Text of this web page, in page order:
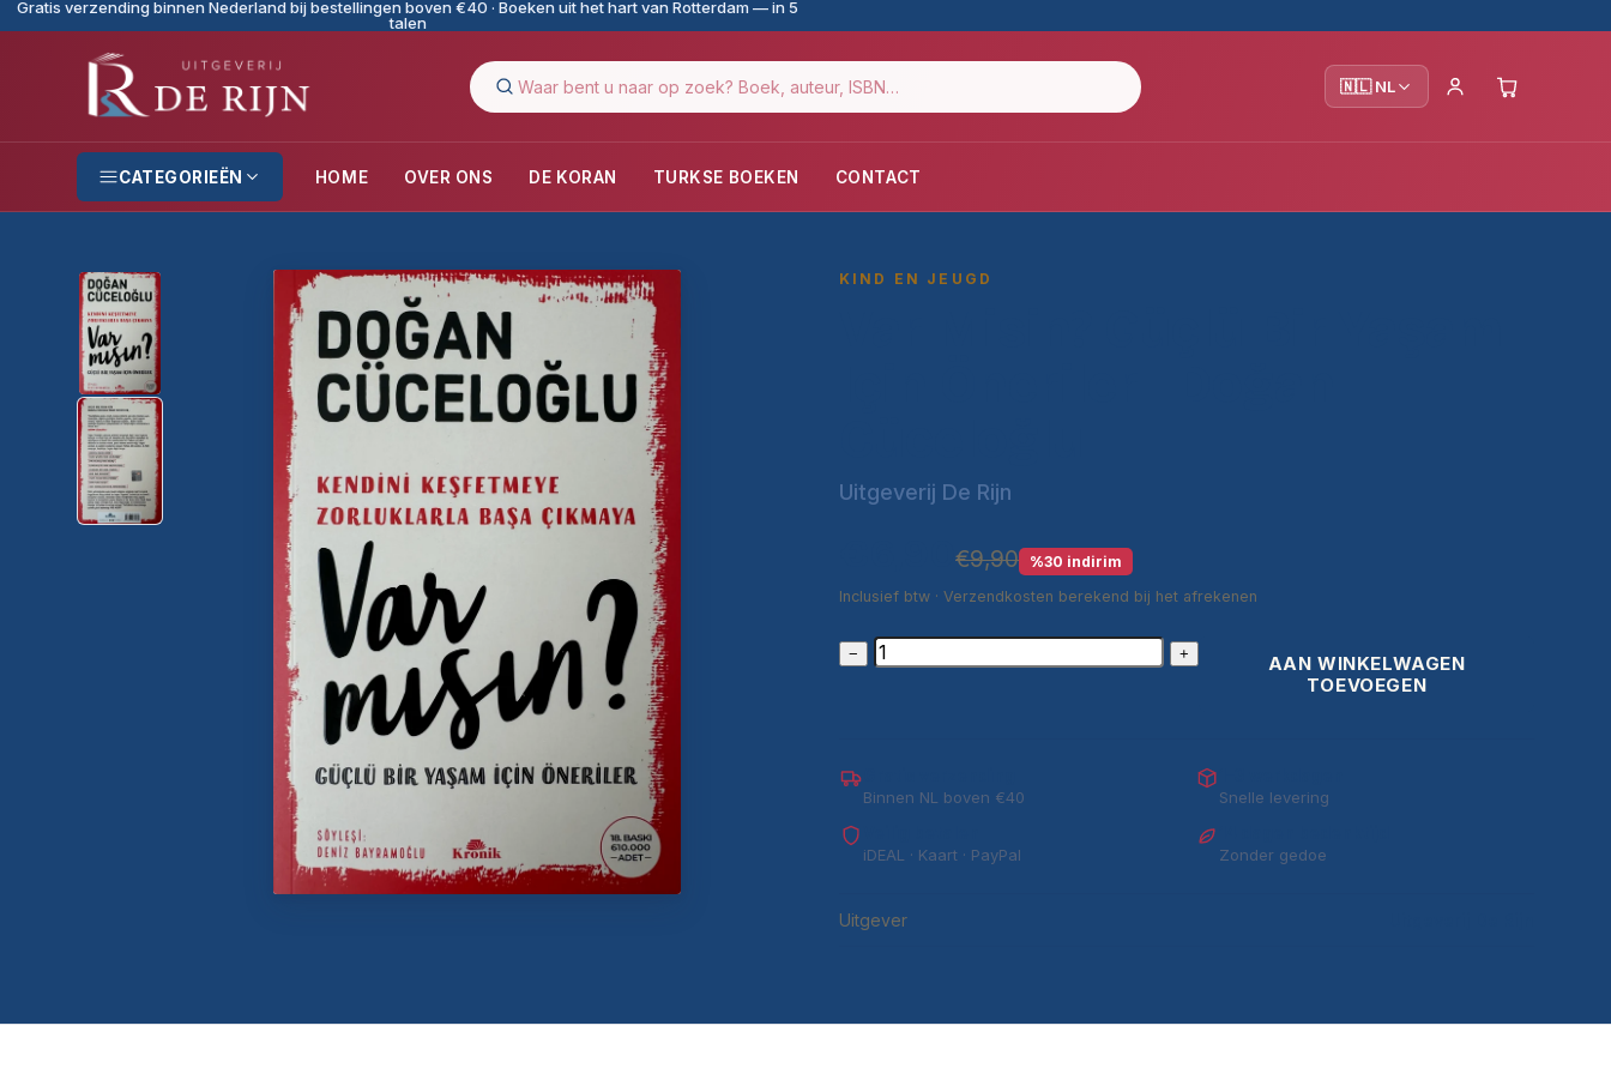
Gratis verzending binnen Nederland bij bestellingen boven €40 · Boeken uit het hart van Rotterdam — in 5
talen
🇳🇱 NL
CATEGORIEËN HOME OVER ONS DE KORAN TURKSE BOEKEN CONTACT
KIND EN JEUGD
Uitgeverij De Rijn
€9,90
%30 indirim
Inclusief btw · Verzendkosten berekend bij het afrekenen
− +
AAN WINKELWAGEN
TOEVOEGEN
Binnen NL boven €40
Snelle levering
iDEAL · Kaart · PayPal
Zonder gedoe
Uitgever